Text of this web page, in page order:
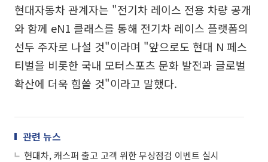
현대자동차 관계자는 "전기차 레이스 전용 차량 공개
와 함께 eN1 클래스를 통해 전기차 레이스 플랫폼의
선두 주자로 나설 것"이라며 "앞으로도 현대 N 페스
티벌을 비롯한 국내 모터스포츠 문화 발전과 글로벌
확산에 더욱 힘쓸 것"이라고 말했다.
관련 뉴스
현대차, 캐스퍼 출고 고객 위한 무상점검 이벤트 실시